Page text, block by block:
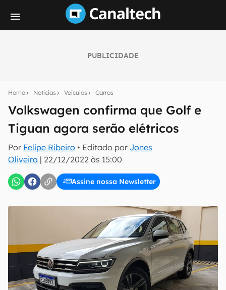
PUBLICIDADE
Home Notícias Veículos Carros
Volkswagen confirma que Golf e
Tiguan agora serão elétricos
Por Felipe Ribeiro • Editado por Jones
Oliveira | 22/12/2022 às 15:00
Assine nossa Newsletter
notícias e reviews sobre tecnologia em primeira
mão.
E-mail
Uso e Política de Privacidade do Canaltech.